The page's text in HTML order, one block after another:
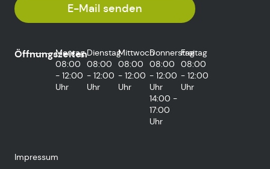
E-Mail senden
Öffnungszeiten
Montag
08:00
- 12:00
Uhr
Dienstag
08:00
- 12:00
Uhr
Mittwoch
08:00
- 12:00
Uhr
Donnerstag
08:00
- 12:00
Uhr
14:00 -
17:00
Uhr
Freitag
08:00
- 12:00
Uhr
Impressum